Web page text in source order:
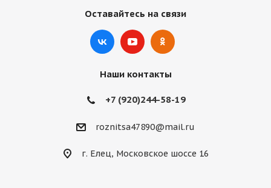
Оставайтесь на связи
Наши контакты
+7 (920)244-58-19
roznitsa47890@mail.ru
г. Елец, Московское шоссе 16